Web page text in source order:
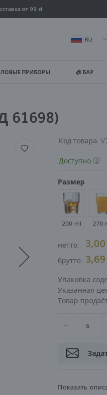
от 99 zł
RU
ВЫ ПОЛУЧИТЕ
просмотр истории
нет необходимости
возможность
ПРИБОРЫ 🧊 БАР
61698)
Код товара:
Доступно
Размер
200 ml 270
нетто:
брутто:
Упаковка
Указанная
Товар
Показать